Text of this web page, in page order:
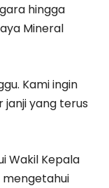
hingga
Mineral
Kami ingin
janji yang terus
Wakil Kepala
mengetahui